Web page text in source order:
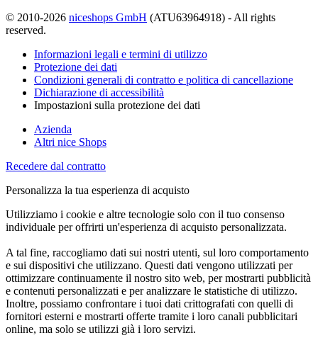
© 2010-2026 niceshops GmbH (ATU63964918) - All rights
reserved.
Informazioni legali e termini di utilizzo
Protezione dei dati
Condizioni generali di contratto e politica di cancellazione
Dichiarazione di accessibilità
Impostazioni sulla protezione dei dati
Azienda
Altri nice Shops
Recedere dal contratto
Personalizza la tua esperienza di acquisto
Utilizziamo i cookie e altre tecnologie solo con il tuo consenso
individuale per offrirti un'esperienza di acquisto personalizzata.
A tal fine, raccogliamo dati sui nostri utenti, sul loro comportamento
e sui dispositivi che utilizzano. Questi dati vengono utilizzati per
ottimizzare continuamente il nostro sito web, per mostrarti pubblicità
e contenuti personalizzati e per analizzare le statistiche di utilizzo.
Inoltre, possiamo confrontare i tuoi dati crittografati con quelli di
fornitori esterni e mostrarti offerte tramite i loro canali pubblicitari
online, ma solo se utilizzi già i loro servizi.